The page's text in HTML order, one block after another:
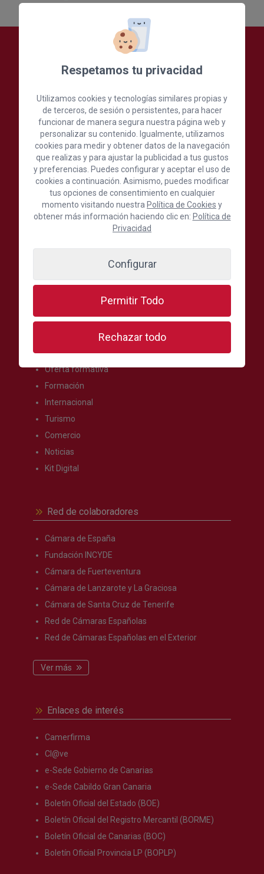
Cámara Oficial de Comercio, Industria,
Servicios y Navegación de Gran Canaria
C./ León y Castillo, 24, 1ª Planta, 35003 Las Palmas de
Gran Canaria, España
Escríbenos aquí
Síguenos en:
Secciones más visitadas
Oferta formativa
Formación
Internacional
Turismo
Comercio
Noticias
Kit Digital
Red de colaboradores
Cámara de España
Fundación INCYDE
Cámara de Fuerteventura
Cámara de Lanzarote y La Graciosa
Cámara de Santa Cruz de Tenerife
Red de Cámaras Españolas
Red de Cámaras Españolas en el Exterior
Ver más
Enlaces de interés
Camerfirma
Cl@ve
e-Sede Gobierno de Canarias
e-Sede Cabildo Gran Canaria
Boletín Oficial del Estado (BOE)
Boletín Oficial del Registro Mercantil (BORME)
Boletín Oficial de Canarias (BOC)
Boletín Oficial Provincia LP (BOPLP)
Respetamos tu privacidad
Utilizamos cookies y tecnologías similares propias y
de terceros, de sesión o persistentes, para hacer
funcionar de manera segura nuestra página web y
personalizar su contenido. Igualmente, utilizamos
cookies para medir y obtener datos de la navegación
que realizas y para ajustar la publicidad a tus gustos
y preferencias. Puedes configurar y aceptar el uso de
cookies a continuación. Asimismo, puedes modificar
tus opciones de consentimiento en cualquier
momento visitando nuestra Política de Cookies y
obtener más información haciendo clic en: Política de
Privacidad
Configurar
Permitir Todo
Rechazar todo